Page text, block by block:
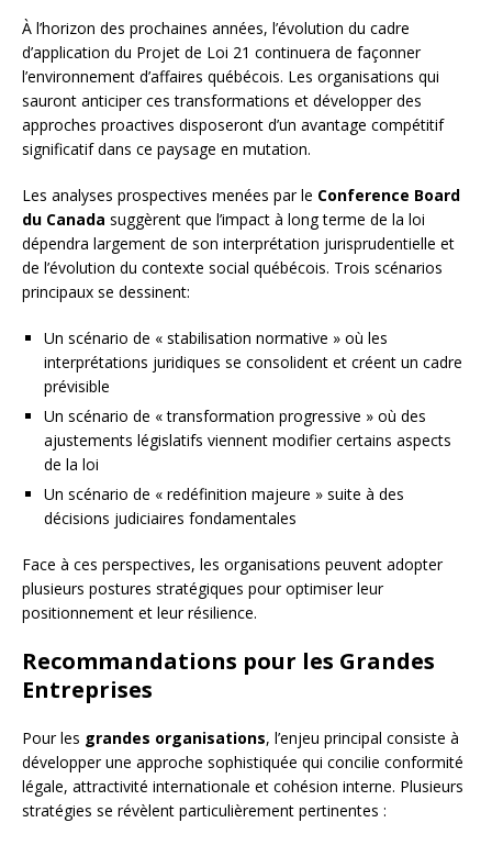
À l’horizon des prochaines années, l’évolution du cadre
d’application du Projet de Loi 21 continuera de façonner
l’environnement d’affaires québécois. Les organisations qui
sauront anticiper ces transformations et développer des
approches proactives disposeront d’un avantage compétitif
significatif dans ce paysage en mutation.
Les analyses prospectives menées par le Conference Board
du Canada suggèrent que l’impact à long terme de la loi
dépendra largement de son interprétation jurisprudentielle et
de l’évolution du contexte social québécois. Trois scénarios
principaux se dessinent:
Un scénario de « stabilisation normative » où les
interprétations juridiques se consolident et créent un cadre
prévisible
Un scénario de « transformation progressive » où des
ajustements législatifs viennent modifier certains aspects
de la loi
Un scénario de « redéfinition majeure » suite à des
décisions judiciaires fondamentales
Face à ces perspectives, les organisations peuvent adopter
plusieurs postures stratégiques pour optimiser leur
positionnement et leur résilience.
Recommandations pour les Grandes
Entreprises
Pour les grandes organisations, l’enjeu principal consiste à
développer une approche sophistiquée qui concilie conformité
légale, attractivité internationale et cohésion interne. Plusieurs
stratégies se révèlent particulièrement pertinentes :